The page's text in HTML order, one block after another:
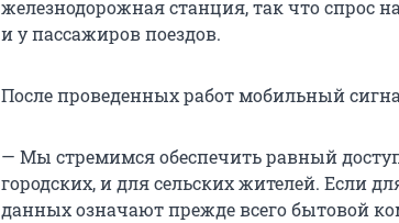
железнодорожная станция, так что спрос
и у пассажиров поездов.
После проведенных работ мобильный
— Мы стремимся обеспечить равный
городских, и для сельских жителей. Если
данных означают прежде всего бытовой